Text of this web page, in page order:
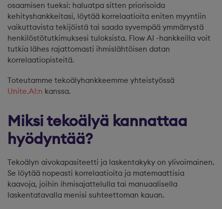
osaamisen tueksi: haluatpa sitten priorisoida
kehityshankkeitasi, löytää korrelaatioita eniten myyntiin
vaikuttavista tekijöistä tai saada syvempää ymmärrystä
henkilöstötutkimuksesi tuloksista. Flow AI -hankkeilla voit
tutkia lähes rajattomasti ihmislähtöisen datan
korrelaatiopisteitä.
Toteutamme tekoälyhankkeemme yhteistyössä
Unite.AI:n kanssa.
Miksi tekoälyä kannattaa
hyödyntää?
Tekoälyn aivokapasiteetti ja laskentakyky on ylivoimainen.
Se löytää nopeasti korrelaatioita ja matemaattisia
kaavoja, joihin ihmisajattelulla tai manuaalisella
laskentatavalla menisi suhteettoman kauan.